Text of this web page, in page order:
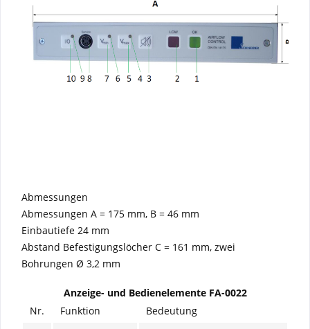
Abmessungen
Abmessungen A = 175 mm, B = 46 mm
Einbautiefe 24 mm
Abstand Befestigungslöcher C = 161 mm, zwei
Bohrungen Ø 3,2 mm
Anzeige- und Bedienelemente FA-0022
Nr.
Funktion
Bedeutung